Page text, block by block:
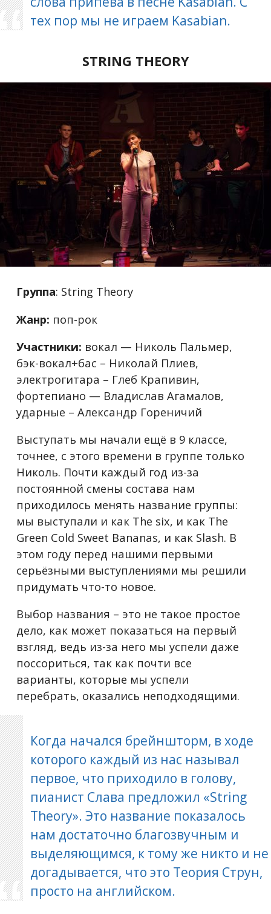
тех пор мы не играем Kasabian.
STRING THEORY
Группа: String Theory
Жанр: поп-рок
Участники: вокал — Николь Пальмер,
бэк-вокал+бас – Николай Плиев,
электрогитара – Глеб Крапивин,
фортепиано — Владислав Агамалов,
ударные – Александр Гореничий
Выступать мы начали ещё в 9 классе,
точнее, с этого времени в группе только
Николь. Почти каждый год из-за
постоянной смены состава нам
приходилось менять название группы:
мы выступали и как The six, и как The
Green Cold Sweet Bananas, и как Slash. В
этом году перед нашими первыми
серьёзными выступлениями мы решили
придумать что-то новое.
Выбор названия – это не такое простое
дело, как может показаться на первый
взгляд, ведь из-за него мы успели даже
поссориться, так как почти все
варианты, которые мы успели
перебрать, оказались неподходящими.
Когда начался брейншторм, в ходе
которого каждый из нас называл
первое, что приходило в голову,
пианист Слава предложил «String
Theory». Это название показалось
нам достаточно благозвучным и
выделяющимся, к тому же никто и не
догадывается, что это Теория Струн,
просто на английском.